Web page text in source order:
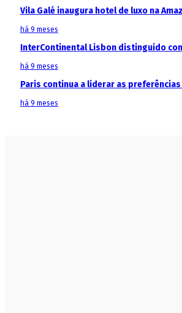
Vila Galé inaugura hotel de luxo na
há 9 meses
InterContinental Lisbon distinguido
há 9 meses
Paris continua a liderar as
há 9 meses